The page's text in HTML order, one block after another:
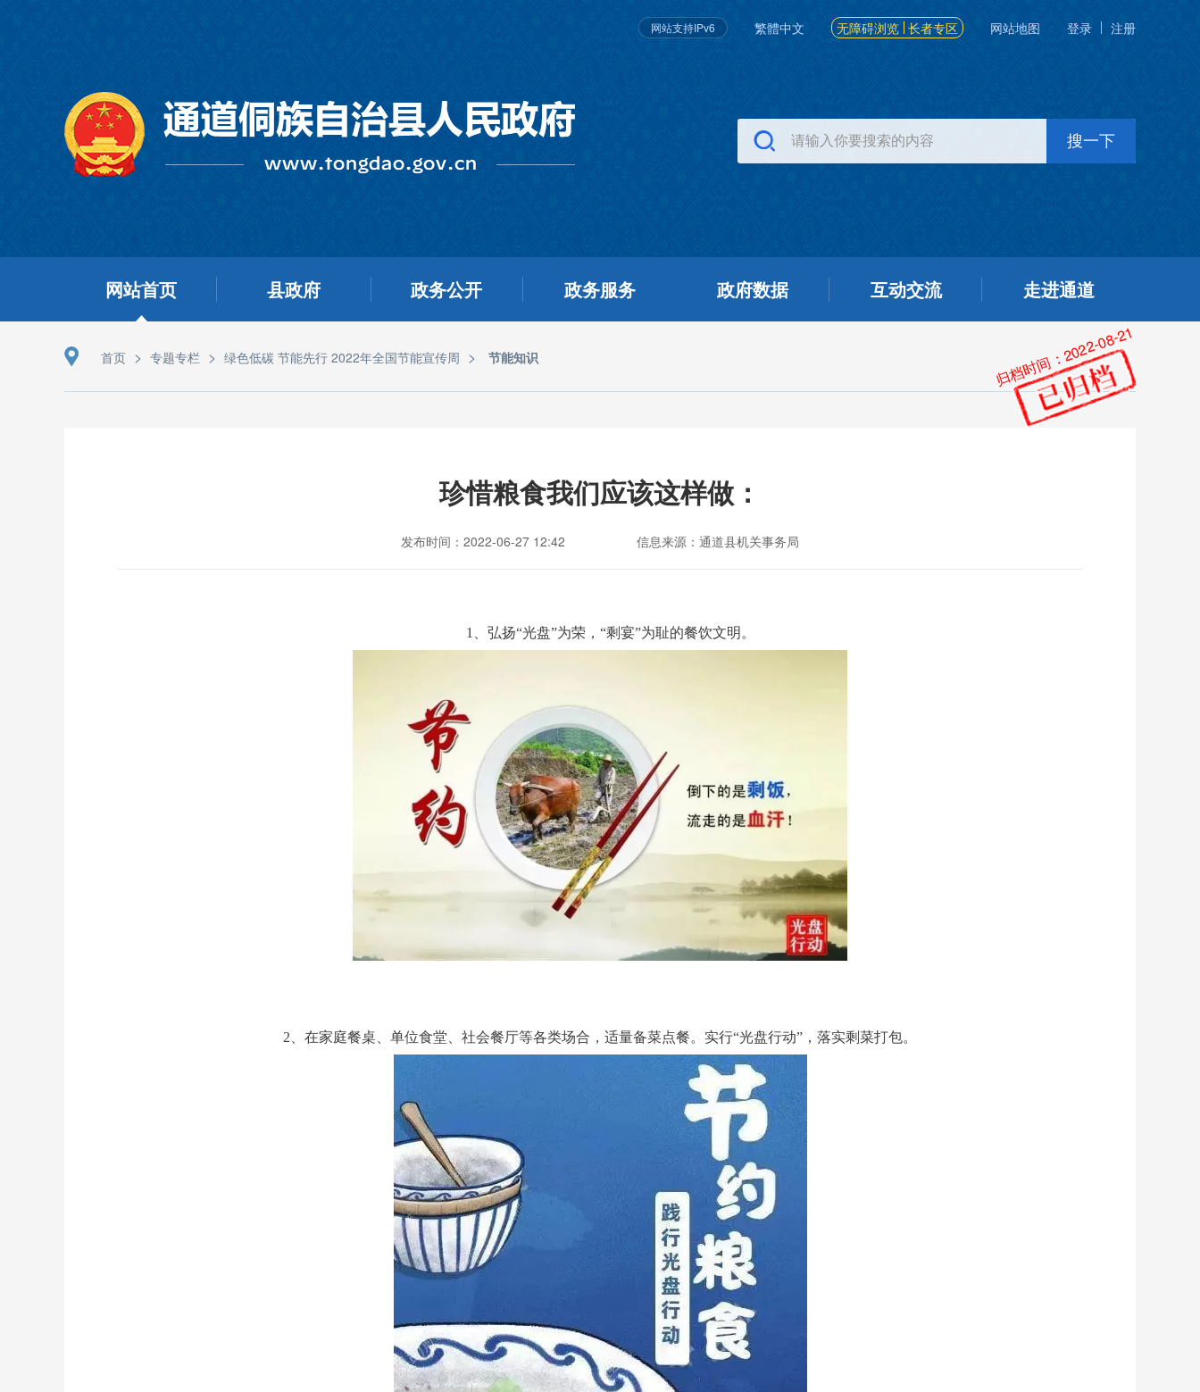
网站支持IPv6 繁體中文 无障碍浏览 长者专区 网站地图 登录 注册
网站首页 县政府 政务公开 政务服务 政府数据 互动交流 走进通道
首页 > 专题专栏 > 绿色低碳 节能先行 2022年全国节能宣传周 > 节能知识
珍惜粮食我们应该这样做：
发布时间：2022-06-27 12:42 信息来源：通道县机关事务局
1、弘扬“光盘”为荣，“剩宴”为耻的餐饮文明。
2、在家庭餐桌、单位食堂、社会餐厅等各类场合，适量备菜点餐。实行“光盘行动”，落实剩菜打包。
归档时间：2022-08-21